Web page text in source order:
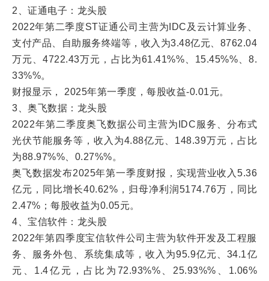
2、证通电子：龙头股
2022年第二季度ST证通公司主营为IDC及云计算业务、
支付产品、自助服务终端等，收入为3.48亿元、8762.04
万元、4722.43万元，占比为61.41%%、15.45%%、8.
33%%。
财报显示， 2025年第一季度，每股收益-0.01元。
3、奥飞数据：龙头股
2022年第二季度奥飞数据公司主营为IDC服务、分布式
光伏节能服务等，收入为4.88亿元、148.39万元，占比
为88.97%%、0.27%%。
奥飞数据发布2025年第一季度财报，实现营业收入5.36
亿元，同比增长40.62%，归母净利润5174.76万，同比
2.47%；每股收益为0.05元。
4、宝信软件：龙头股
2022年第四季度宝信软件公司主营为软件开发及工程服
务、服务外包、系统集成等，收入为95.9亿元、34.1亿
元、1.4亿元，占比为72.93%%、25.93%%、1.06%